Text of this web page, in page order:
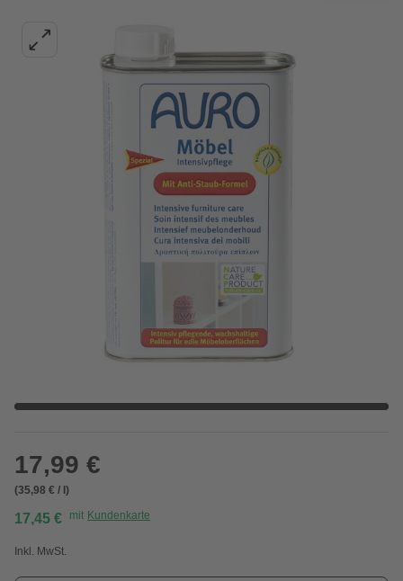
17,99 €
(35,98 € / l)
17,45 € mit Kundenkarte
Inkl. MwSt.